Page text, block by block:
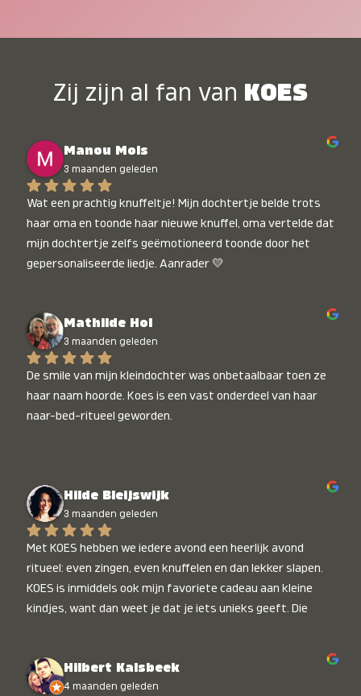
Zij zijn al fan van KOES
Manou Mols
3 maanden geleden
Wat een prachtig knuffeltje! Mijn dochtertje belde trots
haar oma en toonde haar nieuwe knuffel, oma vertelde dat
mijn dochtertje zelfs geëmotioneerd toonde door het
gepersonaliseerde liedje. Aanrader 💛
Mathilde Hol
3 maanden geleden
De smile van mijn kleindochter was onbetaalbaar toen ze
haar naam hoorde. Koes is een vast onderdeel van haar
naar-bed-ritueel geworden.
Hilde Bleijswijk
3 maanden geleden
Met KOES hebben we iedere avond een heerlijk avond
ritueel: even zingen, even knuffelen en dan lekker slapen.
KOES is inmiddels ook mijn favoriete cadeau aan kleine
kindjes, want dan weet je dat je iets unieks geeft. Die
Hilbert Kalsbeek
4 maanden geleden